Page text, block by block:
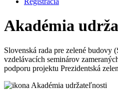
Akadémia
Slovenská rada pre zelené budovy
vzdelávacích seminárov
podporu projektu Prezidentská